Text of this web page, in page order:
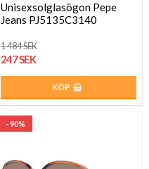
Unisexsolglasögon Pepe
Jeans PJ5135C3140
1 484 SEK
247 SEK
KÖP
- 90%